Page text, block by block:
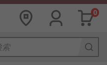
0